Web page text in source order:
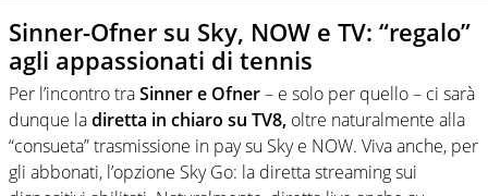
Sinner-Ofner su Sky, NOW e TV: “regalo”
agli appassionati di tennis
Per l’incontro traSinner e Ofner– e solo per quello – ci sarà
dunque ladiretta in chiaro su TV8, oltre naturalmente alla
“consueta” trasmissione in pay su Sky e NOW. Viva anche, per
gli abbonati, l’opzione Sky Go: la diretta streaming sui